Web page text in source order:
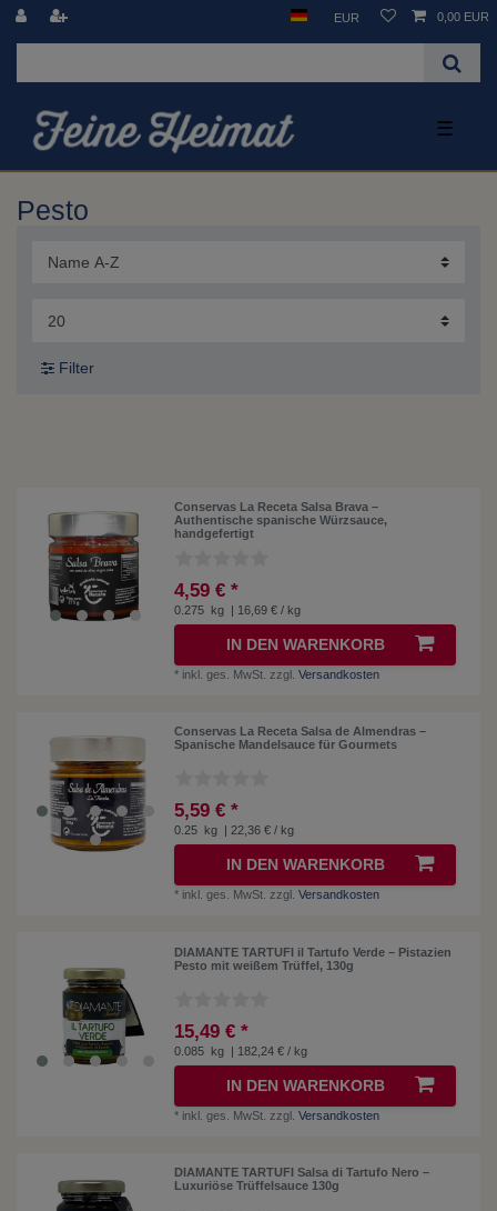
EUR 0,00 EUR
☰
Pesto
Filter
Conservas La Receta Salsa Brava –
Authentische spanische Würzsauce,
handgefertigt
4,59 € *
0.275 kg | 16,69 € / kg
IN DEN WARENKORB
* inkl. ges. MwSt. zzgl.Versandkosten
Conservas La Receta Salsa de Almendras –
Spanische Mandelsauce für Gourmets
5,59 € *
0.25 kg | 22,36 € / kg
IN DEN WARENKORB
* inkl. ges. MwSt. zzgl.Versandkosten
DIAMANTE TARTUFI il Tartufo Verde – Pistazien
Pesto mit weißem Trüffel, 130g
15,49 € *
0.085 kg | 182,24 € / kg
IN DEN WARENKORB
* inkl. ges. MwSt. zzgl.Versandkosten
DIAMANTE TARTUFI Salsa di Tartufo Nero –
Luxuriöse Trüffelsauce 130g